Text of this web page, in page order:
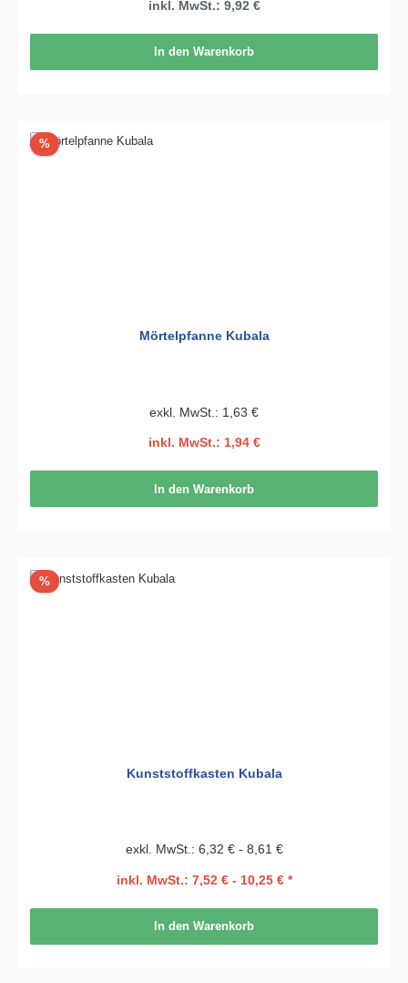
inkl. MwSt.: 9,92 €
In den Warenkorb
%Rabatt
Mörtelpfanne Kubala
exkl. MwSt.: 1,63 €
inkl. MwSt.: 1,94 €
In den Warenkorb
%Rabatt
Kunststoffkasten Kubala
exkl. MwSt.: 6,32 € - 8,61 €
inkl. MwSt.: 7,52 € - 10,25 € *
In den Warenkorb